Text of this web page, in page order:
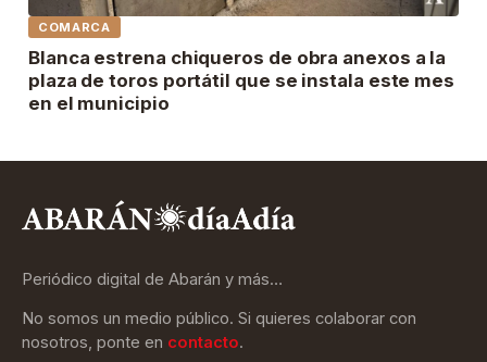
COMARCA
Blanca estrena chiqueros de obra anexos a la
plaza de toros portátil que se instala este mes
en el municipio
Periódico digital de Abarán y más…
No somos un medio público. Si quieres colaborar con
nosotros, ponte en contacto.